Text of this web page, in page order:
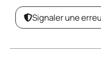
Signaler une